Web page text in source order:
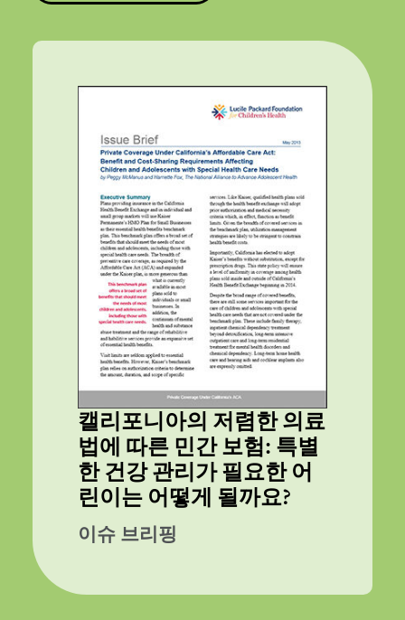
캘리포니아의 저렴한 의료
법에 따른 민간 보험: 특별
한 건강 관리가 필요한 어
린이는 어떻게 될까요?
이슈 브리핑